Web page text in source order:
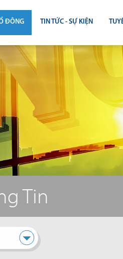
ĐÔNG
THÔNG TIN
CỔ ĐÔNG
THƯỜNG NIÊN
CHÍNH
QUẢN TRỊ CÔNG TY
TIN TỨC - SỰ KIỆN
TIN THỊ TRƯỜNG
TIN CÔNG TY
Tin